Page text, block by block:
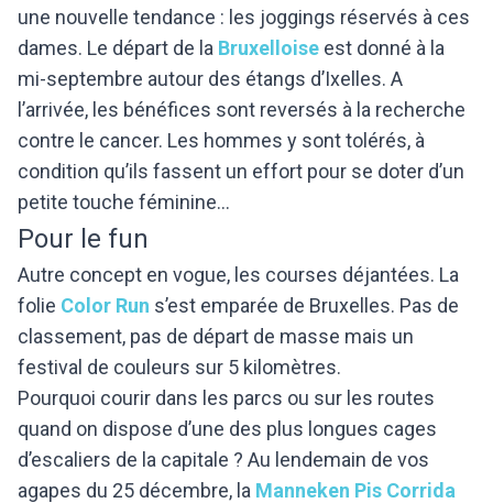
une nouvelle tendance : les joggings réservés à ces
dames. Le départ de la Bruxelloise est donné à la
mi-septembre autour des étangs d’Ixelles. A
l’arrivée, les bénéfices sont reversés à la recherche
contre le cancer. Les hommes y sont tolérés, à
condition qu’ils fassent un effort pour se doter d’un
petite touche féminine…
Pour le fun
Autre concept en vogue, les courses déjantées. La
folie Color Run s’est emparée de Bruxelles. Pas de
classement, pas de départ de masse mais un
festival de couleurs sur 5 kilomètres.
Pourquoi courir dans les parcs ou sur les routes
quand on dispose d’une des plus longues cages
d’escaliers de la capitale ? Au lendemain de vos
agapes du 25 décembre, la Manneken Pis Corrida